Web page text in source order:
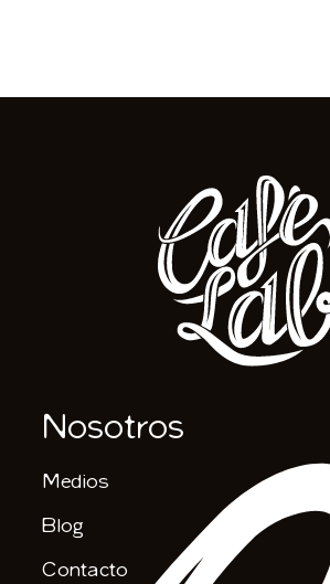
Nosotros
Medios
Blog
Contacto